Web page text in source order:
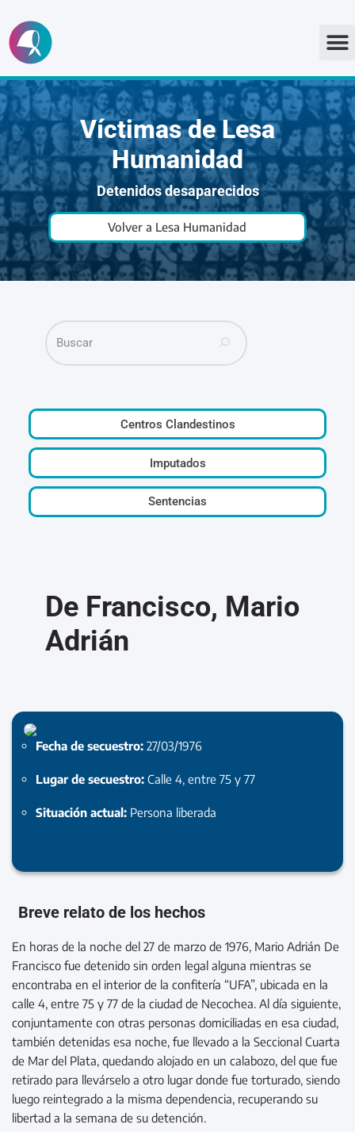
Ir
al
contenido
Víctimas de Lesa
Humanidad
Detenidos desaparecidos
Volver a Lesa Humanidad
Centros Clandestinos
Imputados
Sentencias
De Francisco, Mario
Adrián
Fecha de secuestro: 27/03/1976
Lugar de secuestro: Calle 4, entre 75 y 77
Situación actual: Persona liberada
Breve relato de los hechos
En horas de la noche del 27 de marzo de 1976, Mario Adrián De
Francisco fue detenido sin orden legal alguna mientras se
encontraba en el interior de la confitería “UFA”, ubicada en la
calle 4, entre 75 y 77 de la ciudad de Necochea. Al día siguiente,
conjuntamente con otras personas domiciliadas en esa ciudad,
también detenidas esa noche, fue llevado a la Seccional Cuarta
de Mar del Plata, quedando alojado en un calabozo, del que fue
retirado para llevárselo a otro lugar donde fue torturado, siendo
luego reintegrado a la misma dependencia, recuperando su
libertad a la semana de su detención.